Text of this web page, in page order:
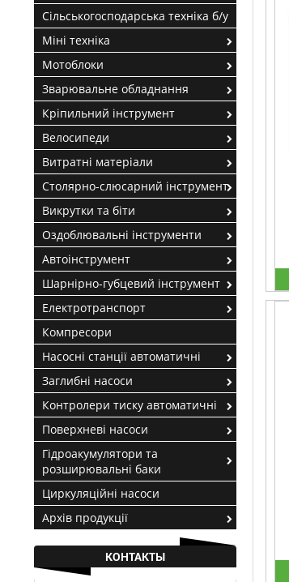
Сільськогосподарська техніка б/у
Міні техніка
Мотоблоки
Зварювальне обладнання
Кріпильний інструмент
Велосипеди
Витратні матеріали
Столярно-слюсарний інструмент
Викрутки та біти
Оздоблювальні інструменти
Автоінструмент
Шарнірно-губцевий інструмент
Електротранспорт
Компресори
Насосні станції автоматичні
Заглибні насоси
Контролери тиску автоматичні
Поверхневі насоси
Гідроакумулятори та
розширювальні баки
Циркуляційні насоси
Архів продукції
КОНТАКТЫ